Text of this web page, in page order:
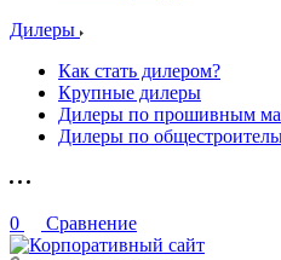
Дилеры
Как стать дилером?
Крупные дилеры
Дилеры по прошивным
Дилеры по
0 Сравнение